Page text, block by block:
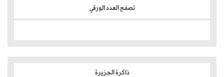
تصفح العدد الورقي
ذاكرة الجزيرة